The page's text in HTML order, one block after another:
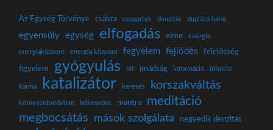
Az Egység Törvénye csakra csoportok denzitás duplázó hatás
egyensúly egység elfogadás elme energia
energiaközpont energia központ fegyelem fejlődés
felelősség
figyelem
gyógyulás hit imádság információ intuíció
karma katalizátor keresés korszakváltás
környezetvédelem lelkesedés mantra meditáció
megbocsátás mások szolgálata negyedik denzitás